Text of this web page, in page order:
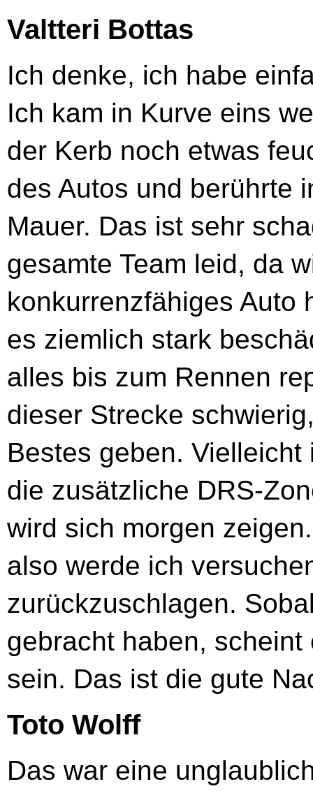
Valtteri Bottas
Ich denke, ich habe
Ich kam in Kurve eins
der Kerb noch etwas
des Autos und berührte
Mauer. Das ist sehr
gesamte Team leid, da
konkurrenzfähiges Auto
es ziemlich stark
alles bis zum Rennen
dieser Strecke
Bestes geben.
die zusätzliche DRS-
wird sich morgen
also werde ich
zurückzuschlagen.
gebracht haben,
sein. Das ist die gute
Toto Wolff
Das war eine